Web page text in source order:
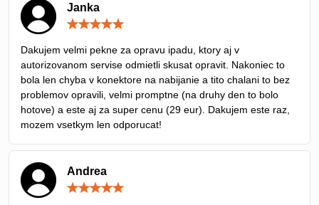
Janka
5
Dakujem velmi pekne za opravu ipadu, ktory aj v
autorizovanom servise odmietli skusat opravit. Nakoniec to
bola len chyba v konektore na nabijanie a tito chalani to bez
problemov opravili, velmi promptne (na druhy den to bolo
hotove) a este aj za super cenu (29 eur). Dakujem este raz,
mozem vsetkym len odporucat!
Andrea